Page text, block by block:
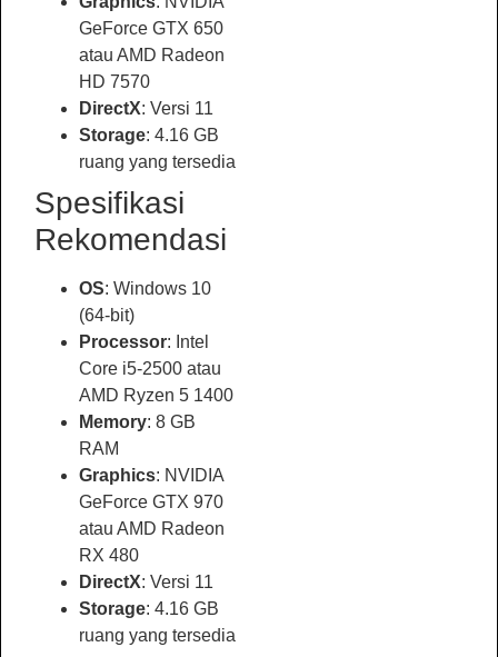
GeForce GTX 650
atau AMD Radeon
HD 7570
DirectX: Versi 11
Storage: 4.16 GB
ruang yang tersedia
Spesifikasi
Rekomendasi
OS: Windows 10
(64-bit)
Processor: Intel
Core i5-2500 atau
AMD Ryzen 5 1400
Memory: 8 GB
RAM
Graphics: NVIDIA
GeForce GTX 970
atau AMD Radeon
RX 480
DirectX: Versi 11
Storage: 4.16 GB
ruang yang tersedia